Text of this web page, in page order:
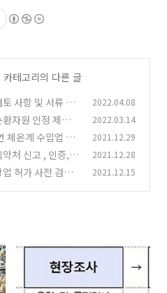
카테고리의 다른 글
사항 및 서류 신
2022.04.08
자원 인정 제도
2022.03.14
체온계 수입업 허
2021.12.29
인증,
2021.12.28
허가 사전 검토
2021.12.15